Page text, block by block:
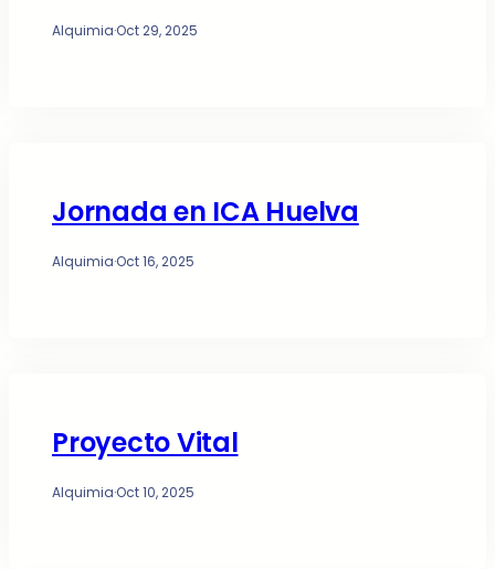
Alquimia·Oct 29, 2025
Jornada en ICA Huelva
Alquimia·Oct 16, 2025
Proyecto Vital
Alquimia·Oct 10, 2025